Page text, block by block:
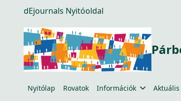
dEjournals Nyitóoldal
Nyitólap Rovatok Információk Aktuális